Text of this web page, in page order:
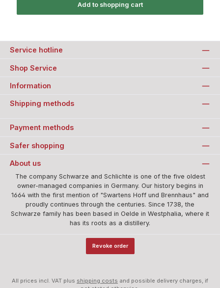
Add to shopping cart
Service hotline
Shop Service
Information
Shipping methods
Payment methods
Safer shopping
About us
The company Schwarze and Schlichte is one of the five oldest
owner-managed companies in Germany. Our history begins in
1664 with the first mention of "Swartens Hoff und Brennhaus" and
proudly continues through the centuries. Since 1738, the
Schwarze family has been based in Oelde in Westphalia, where it
has its roots as a distillery.
Revoke order
All prices incl. VAT plus shipping costs and possible delivery charges, if